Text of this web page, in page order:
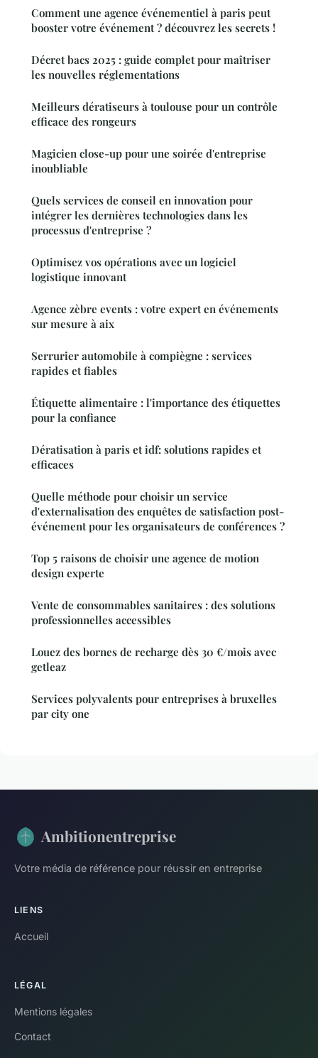
Comment une agence événementiel à paris peut
booster votre événement ? découvrez les secrets !
Décret bacs 2025 : guide complet pour maîtriser
les nouvelles réglementations
Meilleurs dératiseurs à toulouse pour un contrôle
efficace des rongeurs
Magicien close-up pour une soirée d'entreprise
inoubliable
Quels services de conseil en innovation pour
intégrer les dernières technologies dans les
processus d'entreprise ?
Optimisez vos opérations avec un logiciel
logistique innovant
Agence zèbre events : votre expert en événements
sur mesure à aix
Serrurier automobile à compiègne : services
rapides et fiables
Étiquette alimentaire : l'importance des étiquettes
pour la confiance
Dératisation à paris et idf: solutions rapides et
efficaces
Quelle méthode pour choisir un service
d'externalisation des enquêtes de satisfaction post-
événement pour les organisateurs de conférences ?
Top 5 raisons de choisir une agence de motion
design experte
Vente de consommables sanitaires : des solutions
professionnelles accessibles
Louez des bornes de recharge dès 30 €/mois avec
getleaz
Services polyvalents pour entreprises à bruxelles
par city one
Ambitionentreprise
Votre média de référence pour réussir en entreprise
LIENS
Accueil
LÉGAL
Mentions légales
Contact